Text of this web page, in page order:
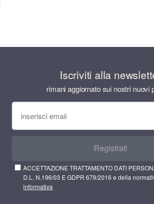
Iscriviti alla
rimani aggiornato sui nostri nuovi
Registrati
ACCETTAZIONE TRATTAMENTO DATI
D.L. N.196/03 E GDPR 679/2016 e della
informativa